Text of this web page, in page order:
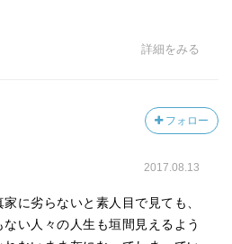
詳細をみる
フォロー
2017.08.13
に劣らないと素人目で見ても、
い人々の人生も垣間見えるよう